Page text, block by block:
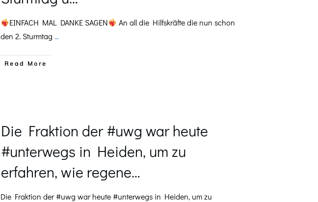
EINFACH MAL DANKE SAGEN
An all die Hilfskräfte die nun schon
den 2. Sturmtag ...
​Read More
Die Fraktion der #uwg war heute
#unterwegs in Heiden, um zu
erfahren, wie regene…
Die Fraktion der #uwg war heute #unterwegs in Heiden, um zu